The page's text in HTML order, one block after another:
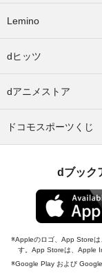
Lemino
dヒッツ
dアニメストア
ドコモスポーツくじ
dブック
Appleのロゴ、App Store
す。App Storeは、Apple
Google Play および